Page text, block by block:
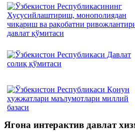
Ягона интерактив давлат